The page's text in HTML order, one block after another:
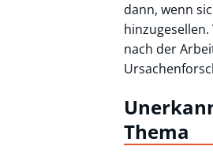
dann, wenn
hinzugesellen.
nach der
Thema